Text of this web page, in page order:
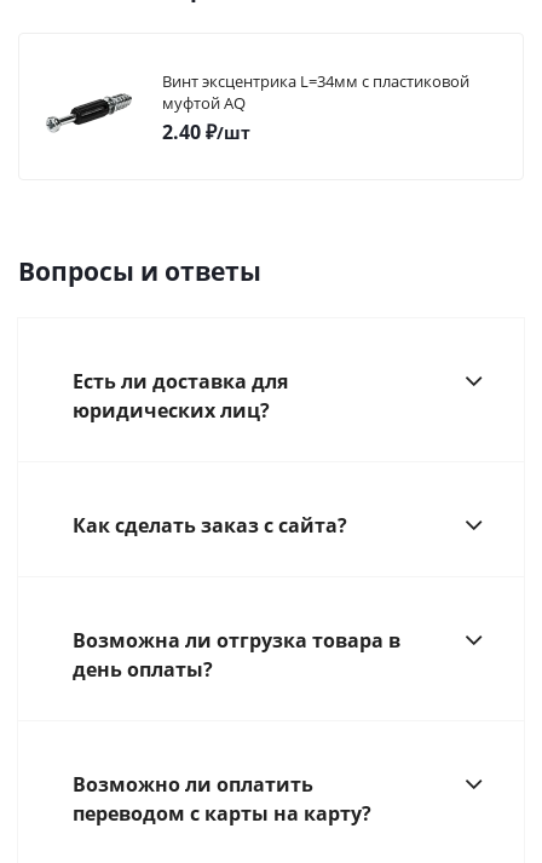
Винт эксцентрика L=34мм с пластиковой
муфтой AQ
2.40₽/шт
Вопросы и ответы
Есть ли доставка для
юридических лиц?
Как сделать заказ с сайта?
Возможна ли отгрузка товара в
день оплаты?
Возможно ли оплатить
переводом с карты на карту?